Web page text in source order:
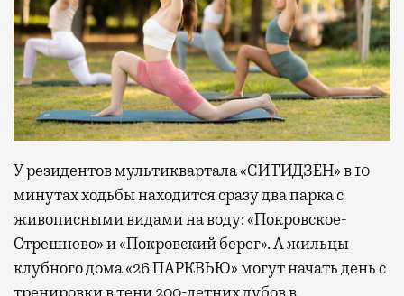
У резидентов мультиквартала «СИТИДЗЕН» в 10
минутах ходьбы находится сразу два парка с
живописными видами на воду: «Покровское-
Стрешнево» и «Покровский берег». А жильцы
клубного дома «26 ПАРКВЬЮ» могут начать день с